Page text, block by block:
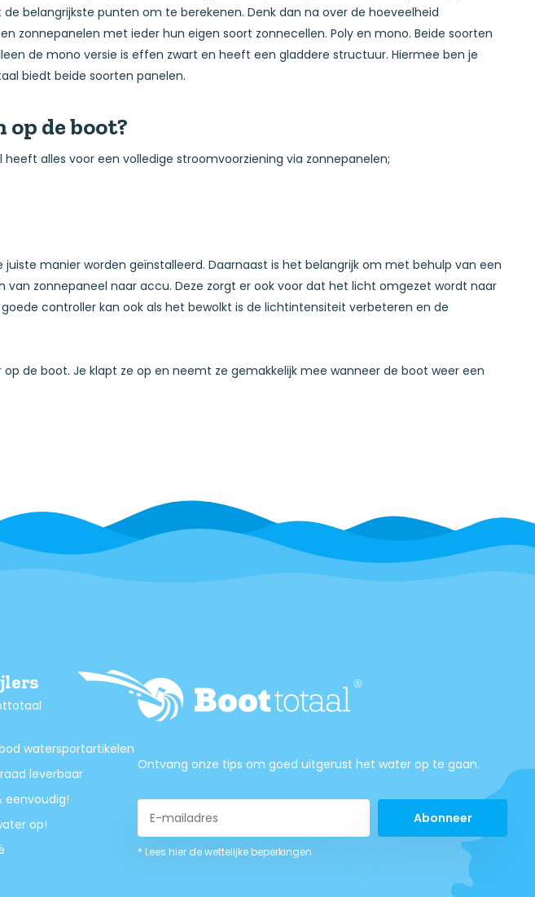
belangrijkste punten om te berekenen. Denk dan na over de hoeveelheid
zonnepanelen met ieder hun eigen soort zonnecellen. Poly en mono. Beide soorten
de mono versie is effen zwart en heeft een gladdere structuur. Hiermee ben je
biedt beide soorten panelen.
op de boot?
alles voor een volledige stroomvoorziening via zonnepanelen;
manier worden geïnstalleerd. Daarnaast is het belangrijk om met behulp van een
zonnepaneel naar accu. Deze zorgt er ook voor dat het licht omgezet wordt naar
controller kan ook als het bewolkt is de lichtintensiteit verbeteren en de
de boot. Je klapt ze op en neemt ze gemakkelijk mee wanneer de boot weer een
watersportartikelen
leverbaar
eenvoudig!
op!
Ontvang onze tips om goed uitgerust het water op te gaan.
Abonneer
* Lees hier de wettelijke beperkingen